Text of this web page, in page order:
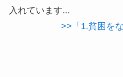
入れています...
>>「1.貧困を